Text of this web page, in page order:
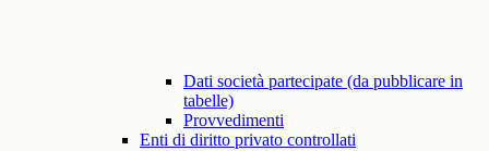
Dati società partecipate (da pubblicare in
tabelle)
Provvedimenti
Enti di diritto privato controllati